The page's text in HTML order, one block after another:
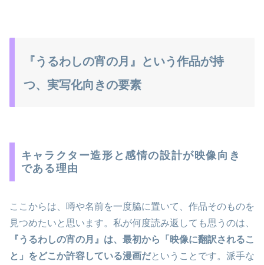
『うるわしの宵の月』という作品が持
つ、実写化向きの要素
キャラクター造形と感情の設計が映像向き
である理由
ここからは、噂や名前を一度脇に置いて、作品そのものを
見つめたいと思います。私が何度読み返しても思うのは、
『うるわしの宵の月』は、最初から「映像に翻訳されるこ
と」をどこか許容している漫画だということです。派手な